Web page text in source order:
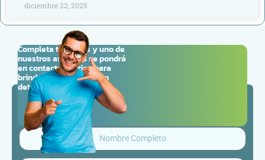
diciembre 22, 2025
Completa tus datos y uno de
nuestros asesores se pondrá
en contacto contigo para
brindarte la información
detallada que necesitas